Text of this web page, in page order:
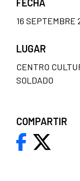
FECHA
16 SEPTEMBRE
LUGAR
CENTRO
SOLDADO
COMPARTIR